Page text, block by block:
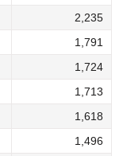
2,235
1,791
1,724
1,713
1,618
1,496